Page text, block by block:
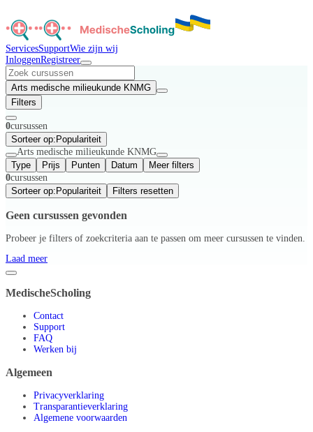
ServicesSupportWie zijn wij
InloggenRegistreer
Arts medische milieukunde KNMG
Filters
0cursussen
Sorteer op: Populariteit
Arts medische milieukunde KNMG
Type
Prijs Punten Datum
Meer filters
0cursussen
Sorteer op: Populariteit Filters resetten
Geen cursussen gevonden
Probeer je filters of zoekcriteria aan te passen om meer cursussen te vinden.
Laad meer
MedischeScholing
Contact
Support
FAQ
Werken bij
Algemeen
Privacyverklaring
Transparantieverklaring
Algemene voorwaarden